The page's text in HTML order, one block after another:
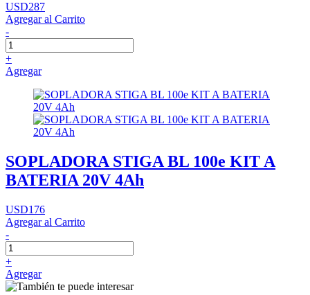
USD287
Agregar al Carrito
-
+
Agregar
SOPLADORA STIGA BL 100e KIT A
BATERIA 20V 4Ah
USD176
Agregar al Carrito
-
+
Agregar